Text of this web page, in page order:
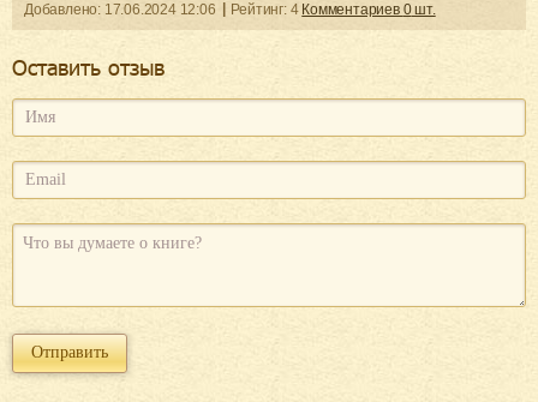
Добавленo: 17.06.2024 12:06 Рейтинг: 4 Комментариев 0шт.
Оcтавить отзыв